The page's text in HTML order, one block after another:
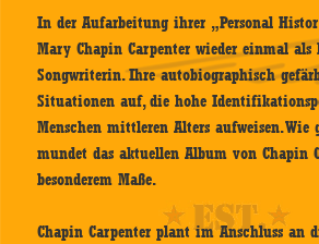
In der Aufarbeitung ihrer „Personal
Mary Chapin Carpenter wieder einmal
Songwriterin. Ihre autobiographisch
Situationen auf, die hohe
Menschen mittleren Alters aufweisen. Wie
mundet das aktuellen Album von Chapin
besonderem Maße.
Chapin Carpenter plant im Anschluss an